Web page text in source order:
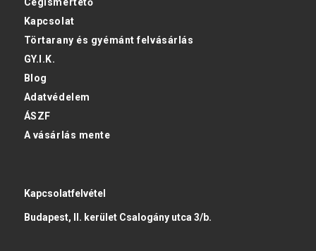
Kapcsolat
Törtarany és gyémánt felvásárlás
GY.I.K.
Blog
Adatvédelem
ÁSZF
A vásárlás mente
Kapcsolatfelvétel
Budapest, II. kerület Csalogány utca 3/b.